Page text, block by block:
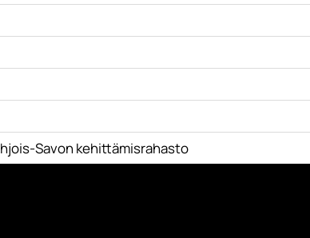
Savon kehittämisrahasto